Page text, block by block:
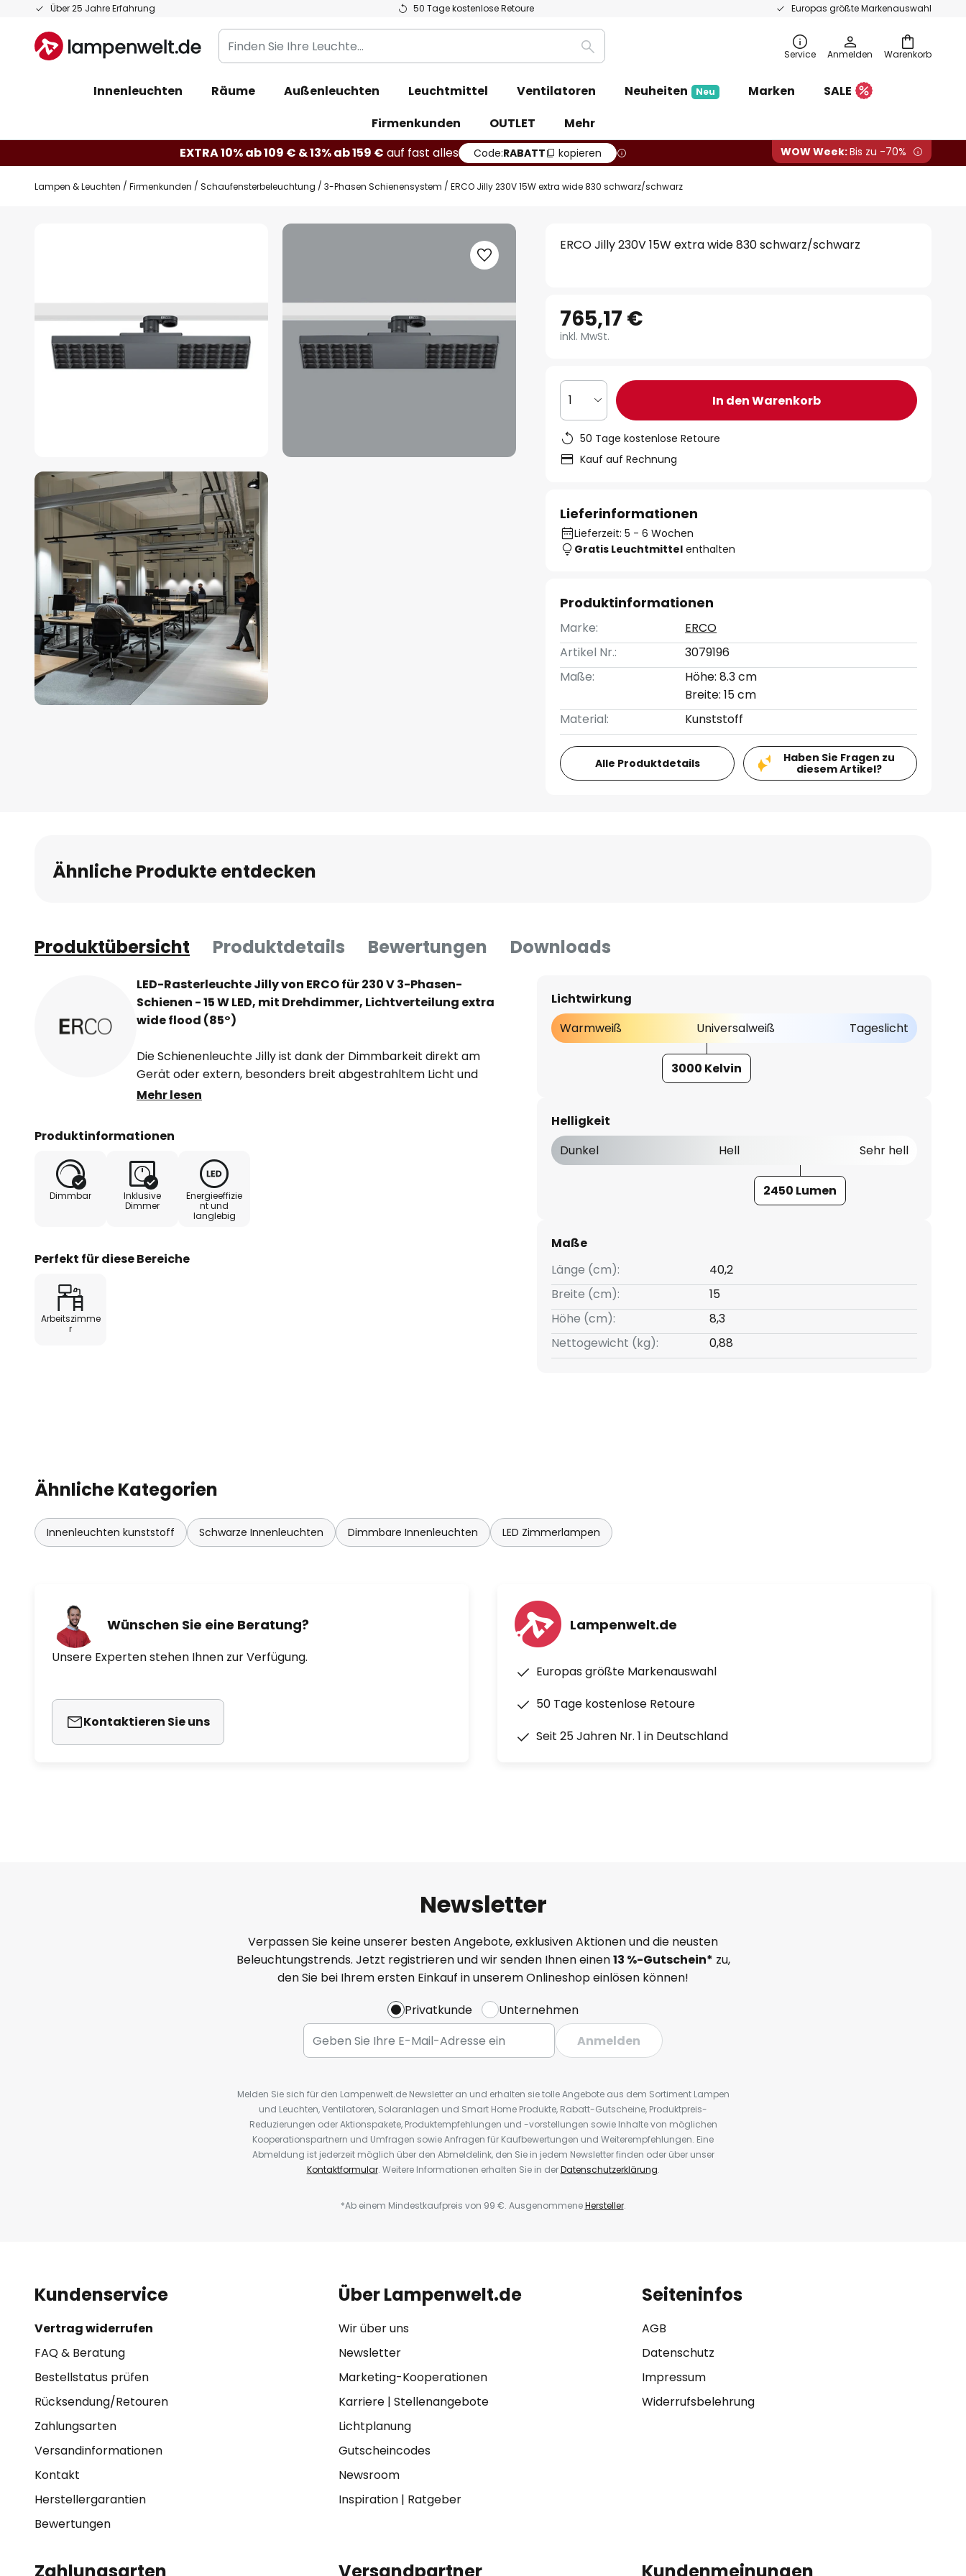
Über 25 Jahre Erfahrung 50 Tage kostenlose Retoure Europas größte Markenauswahl
Zum
springen
Warenkorb
Finden
Sie
Leuchte...
Suche Service Anmelden
Innenleuchten Räume Außenleuchten Leuchtmittel Ventilatoren Neuheiten Neu Marken
SALE
Firmenkunden
OUTLET
Mehr
EXTRA 10% ab 109 € & 13% ab 159 € auf fast alles Code:RABATT kopieren WOW Week:Bis zu -70%
Lampen & Leuchten Firmenkunden Schaufensterbeleuchtung 3-Phasen Schienensystem ERCO Jilly 230V 15W extra wide 830 schwarz/schwarz
ERCO Jilly 230V 15W extra wide 830 schwarz/schwarz
765,17 €
inkl. MwSt.
1 In den Warenkorb
50 Tage kostenlose Retoure
Kauf auf Rechnung
Lieferinformationen
Lieferzeit: 5 - 6 Wochen
Gratis Leuchtmittel enthalten
Produktinformationen
Marke:
ERCO
Artikel Nr.:
3079196
Maße:
Höhe: 8.3 cm
Breite: 15 cm
Material:
Kunststoff
Alle Produktdetails
Haben Sie Fragen zu
diesem Artikel?
Ähnliche Produkte entdecken
Produktübersicht Produktdetails Bewertungen Downloads
LED-Rasterleuchte Jilly von ERCO für 230 V 3-Phasen-
Schienen - 15 W LED, mit Drehdimmer, Lichtverteilung extra
wide flood (85°)
Die Schienenleuchte Jilly ist dank der Dimmbarkeit direkt am
Gerät oder extern, besonders breit abgestrahltem Licht und
guter Entblendung eine vielseitige Ausstattungsvariante zur
charakteristische Lichtabgabe sorgen ein spezielles
Die Montage mit Adapter (um 360° drehbar) in einer 230V-
Stromschiene ermöglicht ein Verschieben je nach Bedarf. Direkt
an der Leuchte ist ein Drehregler zur Anpassung des
Lichtoutputs vorhanden, zudem ist die Verwendung externer
- dimmbar mit Drehregler an der Leuchte oder externen
Dimmern (Phasenabschnitt)
Mehr lesen
Produktinformationen
Dimmbar
Inklusive
Dimmer
Energieeffizie
nt und
langlebig
Perfekt für diese Bereiche
Arbeitszimme
r
Lichtwirkung
Warmweiß
Universalweiß Tageslicht
3000 Kelvin
Helligkeit
Dunkel
Hell Sehr hell
2450 Lumen
Maße
Länge (cm):
40,2
Breite (cm):
15
Höhe (cm):
8,3
Nettogewicht (kg):
0,88
Ähnliche Kategorien
Innenleuchten kunststoff Schwarze Innenleuchten Dimmbare Innenleuchten LED Zimmerlampen
Wünschen Sie eine Beratung?
Unsere Experten stehen Ihnen zur Verfügung.
Kontaktieren Sie uns
Lampenwelt.de
Europas größte Markenauswahl
50 Tage kostenlose Retoure
Seit 25 Jahren Nr. 1 in Deutschland
Newsletter
Verpassen Sie keine unserer besten Angebote, exklusiven Aktionen und die neusten
Beleuchtungstrends. Jetzt registrieren und wir senden Ihnen einen13 %-Gutschein* zu,
den Sie bei Ihrem ersten Einkauf in unserem Onlineshop einlösen können!
Privatkunde
Unternehmen
Anmelden
Melden Sie sich für den Lampenwelt.de Newsletter an und erhalten sie tolle Angebote aus dem Sortiment Lampen
und Leuchten, Ventilatoren, Solaranlagen und Smart Home Produkte, Rabatt-Gutscheine, Produktpreis-
Reduzierungen oder Aktionspakete, Produktempfehlungen und -vorstellungen sowie Inhalte von möglichen
Kooperationspartnern und Umfragen sowie Anfragen für Kaufbewertungen und Weiterempfehlungen. Eine
Abmeldung ist jederzeit möglich über den Abmeldelink, den Sie in jedem Newsletter finden oder über unser
Kontaktformular. Weitere Informationen erhalten Sie in derDatenschutzerklärung.
*Ab einem Mindestkaufpreis von 99 €. AusgenommeneHersteller.
Kundenservice
Vertrag widerrufen
FAQ & Beratung
Bestellstatus prüfen
Rücksendung/Retouren
Zahlungsarten
Versandinformationen
Kontakt
Herstellergarantien
Bewertungen
Über Lampenwelt.de
Wir über uns
Newsletter
Marketing-Kooperationen
Karriere| Stellenangebote
Lichtplanung
Gutscheincodes
Newsroom
Inspiration| Ratgeber
Seiteninfos
AGB
Datenschutz
Impressum
Widerrufsbelehrung